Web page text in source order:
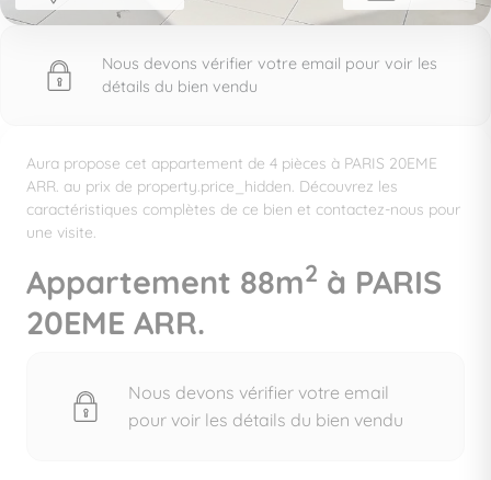
Nous devons vérifier votre email pour voir les
détails du bien vendu
Aura propose cet appartement de 4 pièces à PARIS 20EME
ARR. au prix de property.price_hidden. Découvrez les
caractéristiques complètes de ce bien et contactez-nous pour
une visite.
Appartement 88m2 à PARIS
20EME ARR.
Nous devons vérifier votre email
pour voir les détails du bien vendu